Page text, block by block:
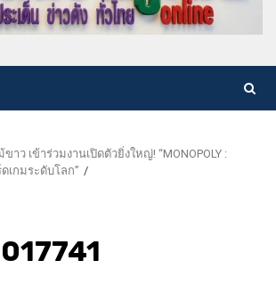
าว เข้าร่วมงานเปิดตัวยิ่งใหญ่! “MONOPOLY :
เกมระดับโลก”